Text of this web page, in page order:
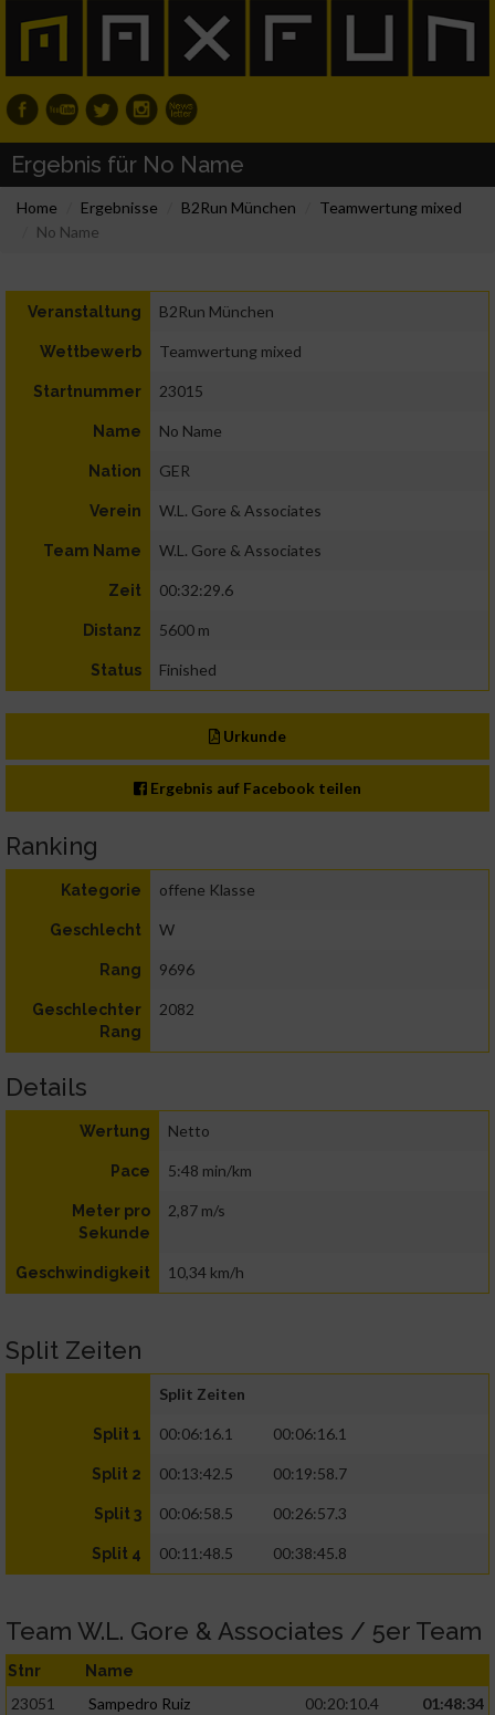
Ergebnis für No Name
Home Ergebnisse B2Run München
Teamwertung mixed
No Name
Veranstaltung B2Run München
Wettbewerb Teamwertung mixed
Startnummer 23015
Name No Name
Nation GER
Verein W.L. Gore & Associates
Team Name W.L. Gore & Associates
Zeit 00:32:29.6
Distanz 5600 m
Status Finished
Urkunde
Ergebnis auf Facebook teilen
Ranking
Kategorie offene Klasse
Geschlecht W
Rang 9696
Geschlechter
Rang
2082
Details
Wertung Netto
Pace 5:48 min/km
Meter pro
Sekunde
2,87 m/s
Geschwindigkeit 10,34 km/h
Split Zeiten
Split Zeiten
Split 1 00:06:16.1 00:06:16.1
Split 2 00:13:42.5 00:19:58.7
Split 3 00:06:58.5 00:26:57.3
Split 4 00:11:48.5 00:38:45.8
Team W.L. Gore & Associates / 5er Team
Stnr Name
23051 Sampedro Ruiz 00:20:10.4
01:48:34